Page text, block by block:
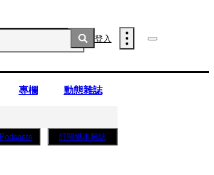
登入
專欄 動態雜誌
Podcasts 訂閱紙本雜誌